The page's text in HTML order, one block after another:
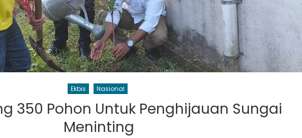
Ekbis Nasional
350 Pohon Untuk Penghijauan Sungai
Meninting